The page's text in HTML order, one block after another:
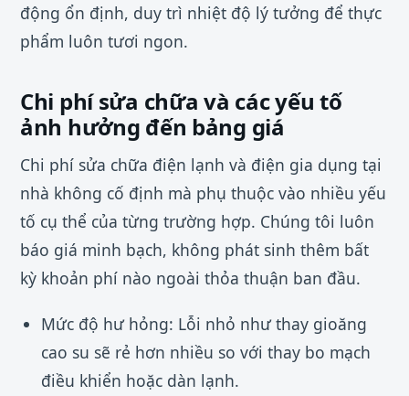
động ổn định, duy trì nhiệt độ lý tưởng để thực
phẩm luôn tươi ngon.
Chi phí sửa chữa và các yếu tố
ảnh hưởng đến bảng giá
Chi phí sửa chữa điện lạnh và điện gia dụng tại
nhà không cố định mà phụ thuộc vào nhiều yếu
tố cụ thể của từng trường hợp. Chúng tôi luôn
báo giá minh bạch, không phát sinh thêm bất
kỳ khoản phí nào ngoài thỏa thuận ban đầu.
Mức độ hư hỏng: Lỗi nhỏ như thay gioăng
cao su sẽ rẻ hơn nhiều so với thay bo mạch
điều khiển hoặc dàn lạnh.